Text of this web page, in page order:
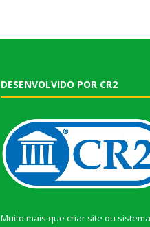
DESENVOLVIDO POR CR2
Muito mais que criar site ou